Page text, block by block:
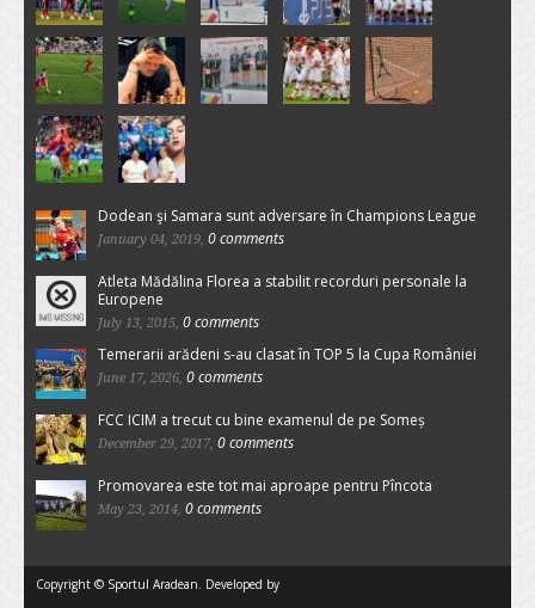
Dodean şi Samara sunt adversare în Champions League
January 04, 2019, 0 comments
Atleta Mădălina Florea a stabilit recorduri personale la
Europene
July 13, 2015, 0 comments
Temerarii arădeni s-au clasat în TOP 5 la Cupa României
June 17, 2026, 0 comments
FCC ICIM a trecut cu bine examenul de pe Someș
December 29, 2017, 0 comments
Promovarea este tot mai aproape pentru Pîncota
May 23, 2014, 0 comments
Copyright © Sportul Aradean. Developed by